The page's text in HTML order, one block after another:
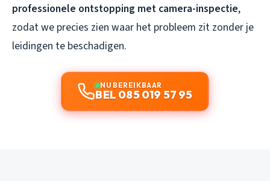
professionele ontstopping met camera-inspectie,
zodat we precies zien waar het probleem zit zonder je
leidingen te beschadigen.
NU BEREIKBAAR
BEL 085 019 57 95